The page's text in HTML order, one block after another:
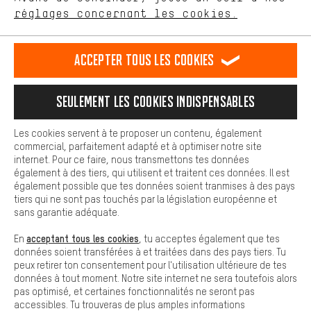
français english
EN Deutsch español
RÉSILIER LE CONTRAT Communauté d'Aix-la-Chapelle
Programme d'affiliation Mentions Légales Protection des données
Conditions générales de vente Plateforme d'Alerte
Reprise des batteries Corepile Paramètres de cookies
Modifier le contraste
Tous les prix s'entendent en euros (MwSt hors) plus les
frais de portpour la livraison versÉtats-Unis.
réglages concernant les cookies.
Plus de confort
est plus confortable. Avec les cookies de confort, nous
Nous pouvons ainsi mettre à ta disposition d'autres contenus et
informations utiles. De plus, tu as la possibilité d'utiliser des
facilement les bons produits. Par exemple, nous proposons une
facilement aux questions.
Cookies de base
Les cookies de base garantissent que tu puisses utiliser les
fonctions de notre site web.
Accepter tous les cookies
Seulement les cookies indispensables
Les cookies servent à te proposer un contenu, également
commercial, parfaitement adapté et à optimiser notre site
internet. Pour ce faire, nous transmettons tes données
également à des tiers, qui utilisent et traitent ces données. Il est
également possible que tes données soient tranmises à des pays
tiers qui ne sont pas touchés par la législation européenne et
sans garantie adéquate.
En acceptant tous les cookies , tu acceptes également que tes
données soient transférées à et traitées dans des pays tiers. Tu
peux retirer ton consentement pour l'utilisation ultérieure de tes
données à tout moment. Notre site internet ne sera toutefois alors
pas optimisé, et certaines fonctionnalités ne seront pas
accessibles. Tu trouveras de plus amples informations